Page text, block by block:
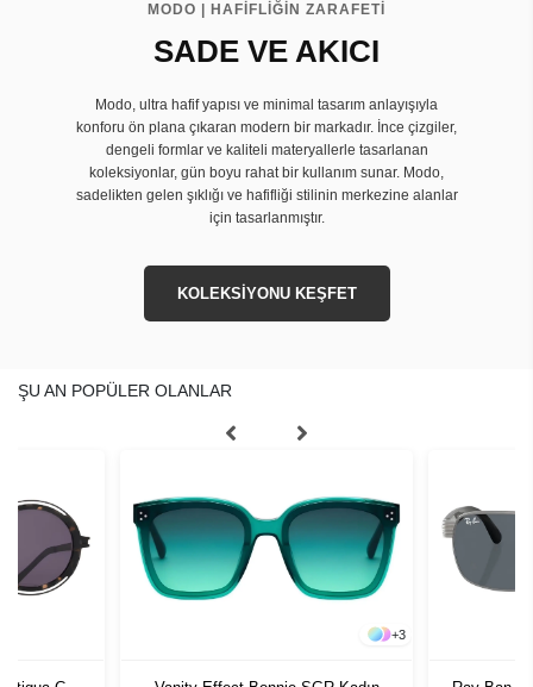
MODO | HAFİFLİĞİN ZARAFETİ
SADE VE AKICI
Modo, ultra hafif yapısı ve minimal tasarım anlayışıyla
konforu ön plana çıkaran modern bir markadır. İnce çizgiler,
dengeli formlar ve kaliteli materyallerle tasarlanan
koleksiyonlar, gün boyu rahat bir kullanım sunar. Modo,
sadelikten gelen şıklığı ve hafifliği stilinin merkezine alanlar
için tasarlanmıştır.
KOLEKSİYONU KEŞFET
ŞU AN POPÜLER OLANLAR
+3